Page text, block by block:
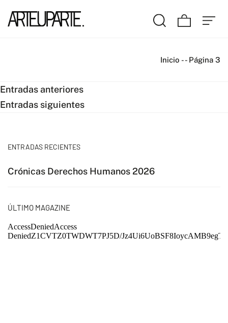
Inicio -- Página 3
Navegación
de
Entradas anteriores
Entradas siguientes
ENTRADAS RECIENTES
Crónicas Derechos Humanos 2026
ÚLTIMO MAGAZINE